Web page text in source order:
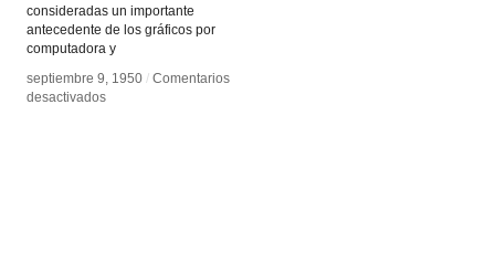
consideradas un importante
antecedente de los gráficos por
computadora y
septiembre 9, 1950 / Comentarios
desactivadosen
septiembre 9, 1950 / Comentarios
desactivadosen